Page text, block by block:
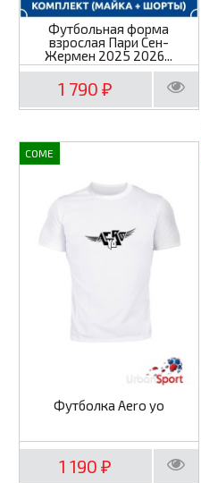
Футбольная форма
взрослая Пари Сен-
Жермен 2025 2026...
1 790₽
COME
Футболка Aero yo
1 190₽